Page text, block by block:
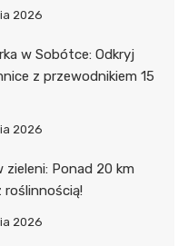
2026
w Sobótce: Odkryj
z przewodnikiem 15
2026
zieleni: Ponad 20 km
roślinnością!
2026